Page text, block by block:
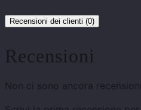
Recensioni dei clienti (0)
Recensioni
Non ci sono ancora